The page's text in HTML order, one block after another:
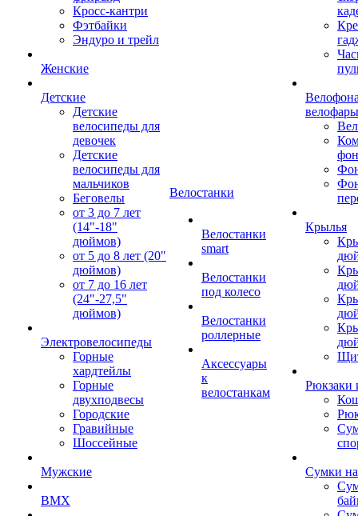
Кросс-кантри
Фэтбайки
Эндуро и трейл
Женские
Детские
Детские
велосипеды для
девочек
Детские
велосипеды для
мальчиков
Беговелы
от 3 до 7 лет
(14"-18"
дюймов)
от 5 до 8 лет (20"
дюймов)
от 7 до 16 лет
(24"-27,5"
дюймов)
Электровелосипеды
Горные
хардтейлы
Горные
двухподвесы
Городские
Гравийные
Шоссейные
Мужские
BMX
Велостанки
Велостанки
smart
Велостанки
под колесо
Велостанки
роллерные
Аксессуары
к
велостанкам
велофары
Крылья
Рюкзаки
Сумки